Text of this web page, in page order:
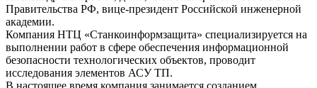
Правительства РФ, вице-президент Российской инженерной
академии.
Компания НТЦ «Станкоинформзащита» специализируется на
выполнении работ в сфере обеспечения информационной
безопасности технологических объектов, проводит
исследования элементов АСУ ТП.